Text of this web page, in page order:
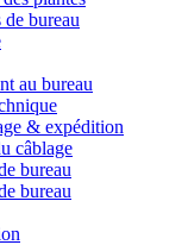
bureau
au bureau
& expédition
câblage
bureau
bureau